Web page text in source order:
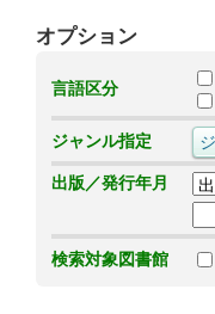
オプション
言語区分
ジャンル指定
出版／発行年月
検索対象図書館